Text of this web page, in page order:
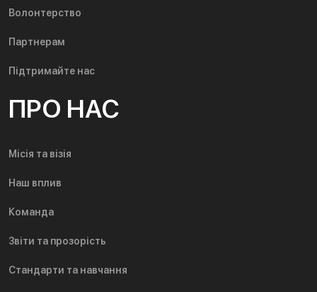
Волонтерство
Партнерам
Підтримайте нас
ПРО НАС
Місія та візія
Наш вплив
Команда
Звіти та прозорість
Стандарти та навчання